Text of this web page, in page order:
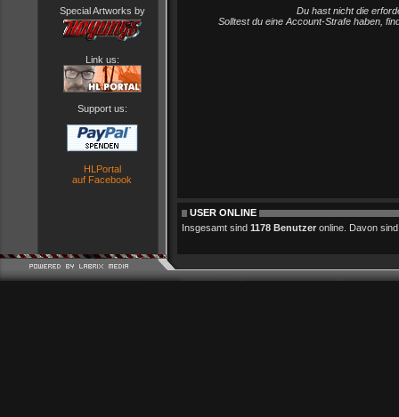
Special Artworks by
Link us:
Support us:
HLPortal
auf Facebook
Du hast nicht die
Solltest du eine Account-Strafe haben,
USER ONLINE
Insgesamt sind 1178 Benutzer online. Davon